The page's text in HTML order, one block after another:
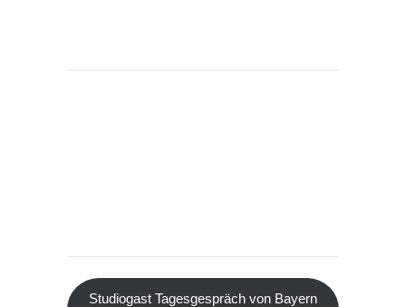
Studiogast Tagesgespräch von Bayern